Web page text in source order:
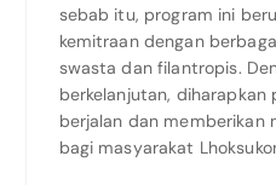
sebab itu, program ini
kemitraan dengan
swasta dan filantropis.
berkelanjutan,
berjalan dan memberikan
bagi masyarakat